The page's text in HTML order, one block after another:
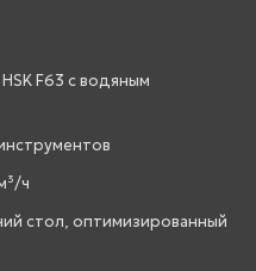
F63 с водяным
ч
стол, оптимизированный